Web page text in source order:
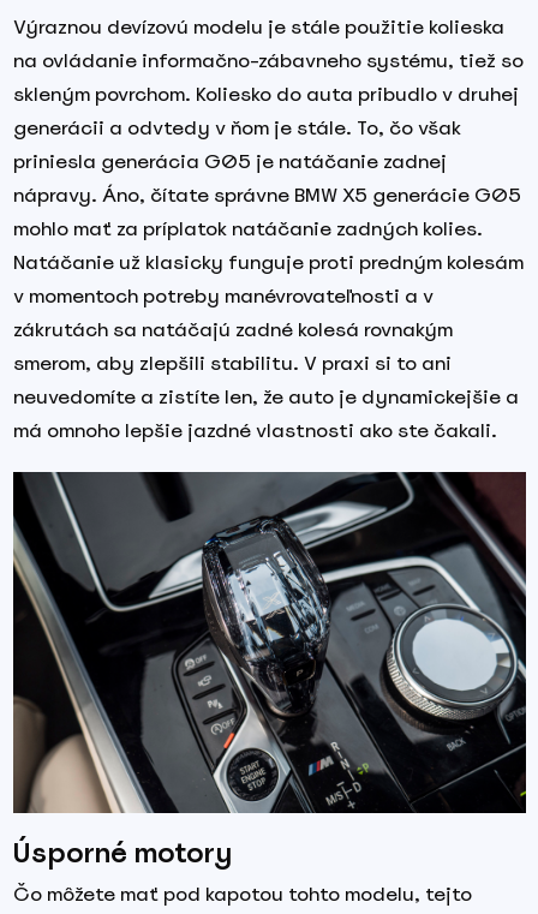
Výraznou devízovú modelu je stále použitie kolieska
na ovládanie informačno-zábavneho systému, tiež so
skleným povrchom. Koliesko do auta pribudlo v druhej
generácii a odvtedy v ňom je stále. To, čo však
priniesla generácia G05 je natáčanie zadnej
nápravy. Áno, čítate správne BMW X5 generácie G05
mohlo mať za príplatok natáčanie zadných kolies.
Natáčanie už klasicky funguje proti predným kolesám
v momentoch potreby manévrovateľnosti a v
zákrutách sa natáčajú zadné kolesá rovnakým
smerom, aby zlepšili stabilitu. V praxi si to ani
neuvedomíte a zistíte len, že auto je dynamickejšie a
má omnoho lepšie jazdné vlastnosti ako ste čakali.
Úsporné motory
Čo môžete mať pod kapotou tohto modelu, tejto